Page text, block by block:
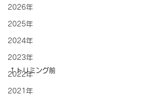
2026年
2025年
2024年
2023年
2022年
2021年
↑トリミング前